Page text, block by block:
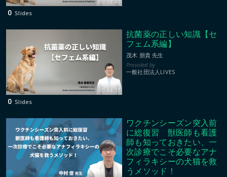
00:38:40
0 Slides
00:44:37
抗菌薬の正しい知識【セ
フェム系編】
茂木 朋貴 先生
一般社団法人LIVES
0 Slides
ワクチンシーズン突入前
に総復習 獣医師も看護
師も知っておきたい、一
次診療でこそ必要なアナ
フィラキシーの犬猫を救
うメソッド！